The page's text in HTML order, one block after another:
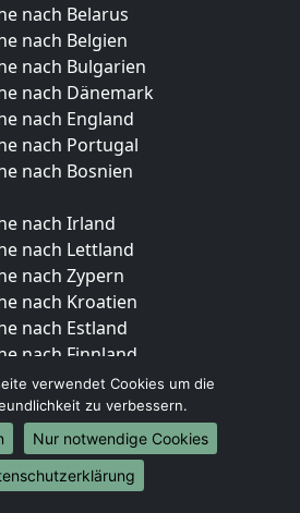
nach Belarus
nach Belgien
nach Bulgarien
nach Dänemark
nach England
nach Portugal
nach Bosnien
nach Irland
nach Lettland
nach Zypern
nach Kroatien
nach Estland
nach Finnland
nach Frankreich
nach Griechenland
nach Italien
nach Liechtenstein
nach Luxemburg
verwendet Cookies um die
zu verbessern.
Nur notwendige Cookies